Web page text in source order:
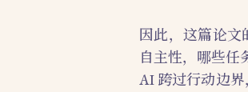
因此，这篇论
自主性，哪些任
AI 跨过行动边